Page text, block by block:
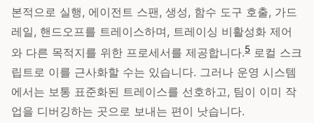
본적으로 실행, 에이전트 스팬, 생성, 함수 도구 호출, 가드
레일, 핸드오프를 트레이스하며, 트레이싱 비활성화 제어
와 다른 목적지를 위한 프로세서를 제공합니다.5 로컬 스크
립트로 이를 근사화할 수는 있습니다. 그러나 운영 시스템
에서는 보통 표준화된 트레이스를 선호하고, 팀이 이미 작
업을 디버깅하는 곳으로 보내는 편이 낫습니다.